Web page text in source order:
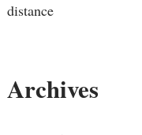
distance
Archives